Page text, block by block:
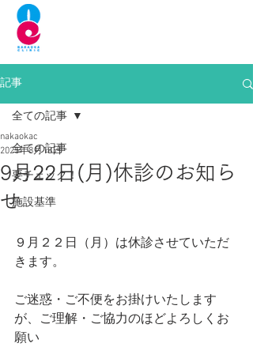
記事
全ての記事
要チェック！
施設基準
全ての記事
9月22日(月)休診のお知ら
せ
nakaokac
2025年8月18日
９月２２日（月）は休診させていただ
きます。
ご迷惑・ご不便をお掛けいたします
が、ご理解・ご協力のほどよろしくお
願い